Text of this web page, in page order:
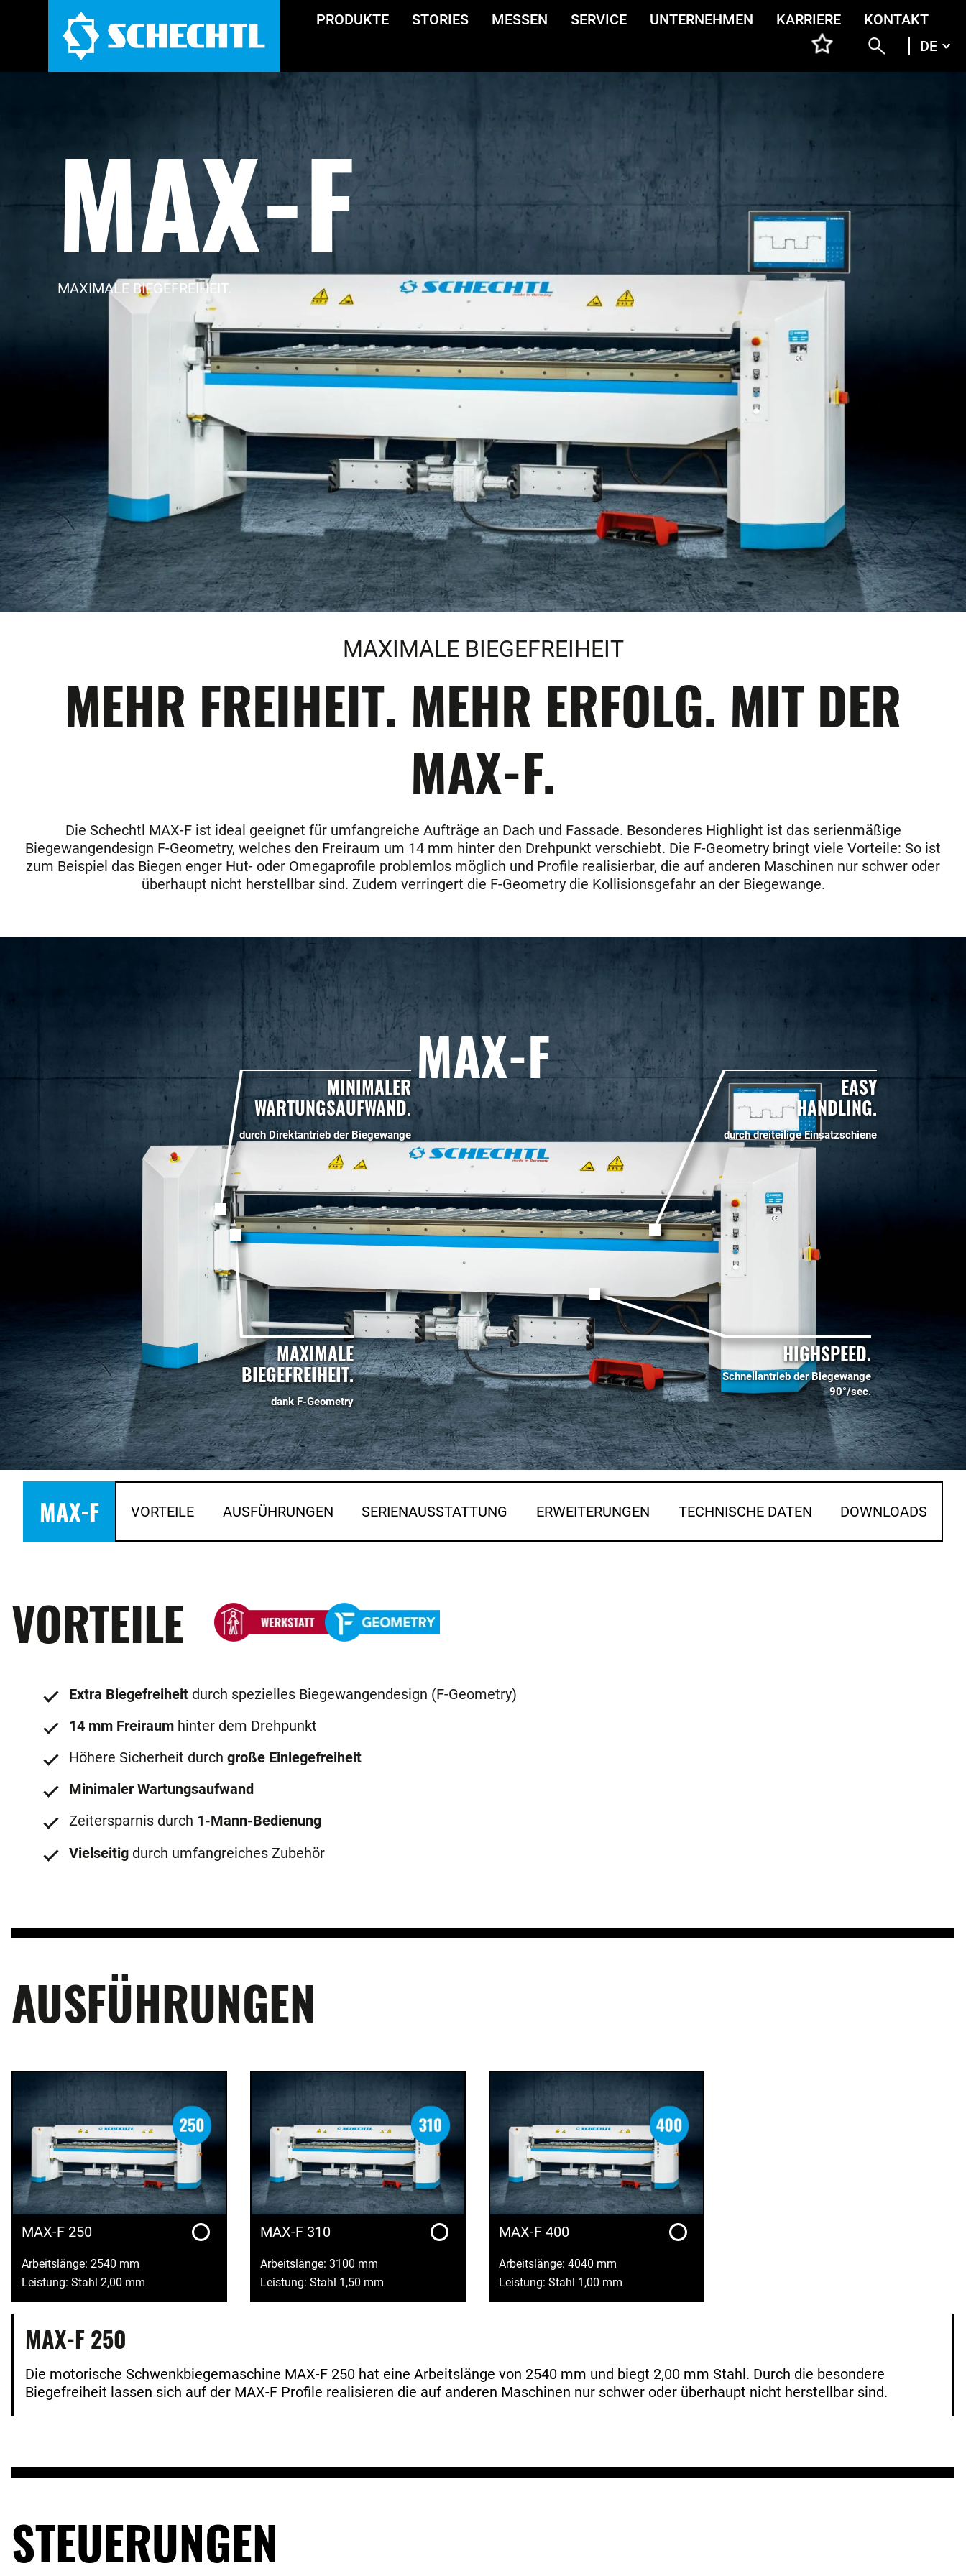
PRODUKTE STORIES MESSEN SERVICE UNTERNEHMEN KARRIERE
KONTAKT
DE
MAX-F
MAXIMALE BIEGEFREIHEIT.
MAXIMALE BIEGEFREIHEIT
MEHR FREIHEIT. MEHR ERFOLG. MIT DER
MAX-F.
Die Schechtl MAX-F ist ideal geeignet für umfangreiche Aufträge an Dach und Fassade. Besonderes Highlight ist das serienmäßige
Biegewangendesign F-Geometry, welches den Freiraum um 14 mm hinter den Drehpunkt verschiebt. Die F-Geometry bringt viele Vorteile: So ist
zum Beispiel das Biegen enger Hut- oder Omegaprofile problemlos möglich und Profile realisierbar, die auf anderen Maschinen nur schwer oder
überhaupt nicht herstellbar sind. Zudem verringert die F-Geometry die Kollisionsgefahr an der Biegewange.
MAX-F
MINIMALER
WARTUNGSAUFWAND.
durch Direktantrieb der Biegewange
EASY
HANDLING.
durch dreiteilige Einsatzschiene
MAXIMALE
BIEGEFREIHEIT.
dank F-Geometry
HIGHSPEED.
Schnellantrieb der Biegewange
90°/sec.
MAX-F VORTEILE AUSFÜHRUNGEN SERIENAUSSTATTUNG ERWEITERUNGEN TECHNISCHE DATEN DOWNLOADS
VORTEILE
Extra Biegefreiheit durch spezielles Biegewangendesign (F-Geometry)
14 mm Freiraum hinter dem Drehpunkt
Höhere Sicherheit durch große Einlegefreiheit
Minimaler Wartungsaufwand
Zeitersparnis durch 1-Mann-Bedienung
Vielseitig durch umfangreiches Zubehör
AUSFÜHRUNGEN
MAX-F 250
Arbeitslänge: 2540 mm
Leistung: Stahl 2,00 mm
MAX-F 310
Arbeitslänge: 3100 mm
Leistung: Stahl 1,50 mm
MAX-F 400
Arbeitslänge: 4040 mm
Leistung: Stahl 1,00 mm
MAX-F 250
Die motorische Schwenkbiegemaschine MAX-F 250 hat eine Arbeitslänge von 2540 mm und biegt 2,00 mm Stahl. Durch die besondere
Biegefreiheit lassen sich auf der MAX-F Profile realisieren die auf anderen Maschinen nur schwer oder überhaupt nicht herstellbar sind.
STEUERUNGEN